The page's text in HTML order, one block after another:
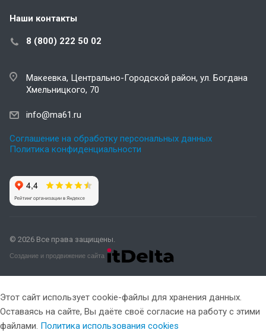
Наши контакты
8 (800) 222 50 02
Макеевка, Центрально-Городской район, ул. Богдана
Хмельницкого, 70
info@ma61.ru
Соглашение на обработку персональных данных
Политика конфиденциальности
© 2026 Все права защищены.
Создание и продвижение сайта
Этот сайт использует cookie-файлы для хранения данных.
Оставаясь на сайте, Вы даёте своё согласие на работу с этими
файлами. Политика использования cookies